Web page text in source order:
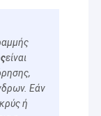
είναι
Εάν
ή